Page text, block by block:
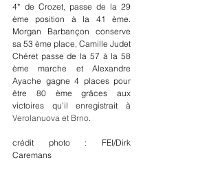
4* de Crozet, passe de la 29
ème position à la 41 ème.
Morgan Barbançon conserve
sa 53 ème place, Camille Judet
Chéret passe de la 57 à la 58
ème marche et Alexandre
Ayache gagne 4 places pour
être 80 ème grâces aux
Verolanuova et Brno
crédit photo : FEI/Dirk
Caremans